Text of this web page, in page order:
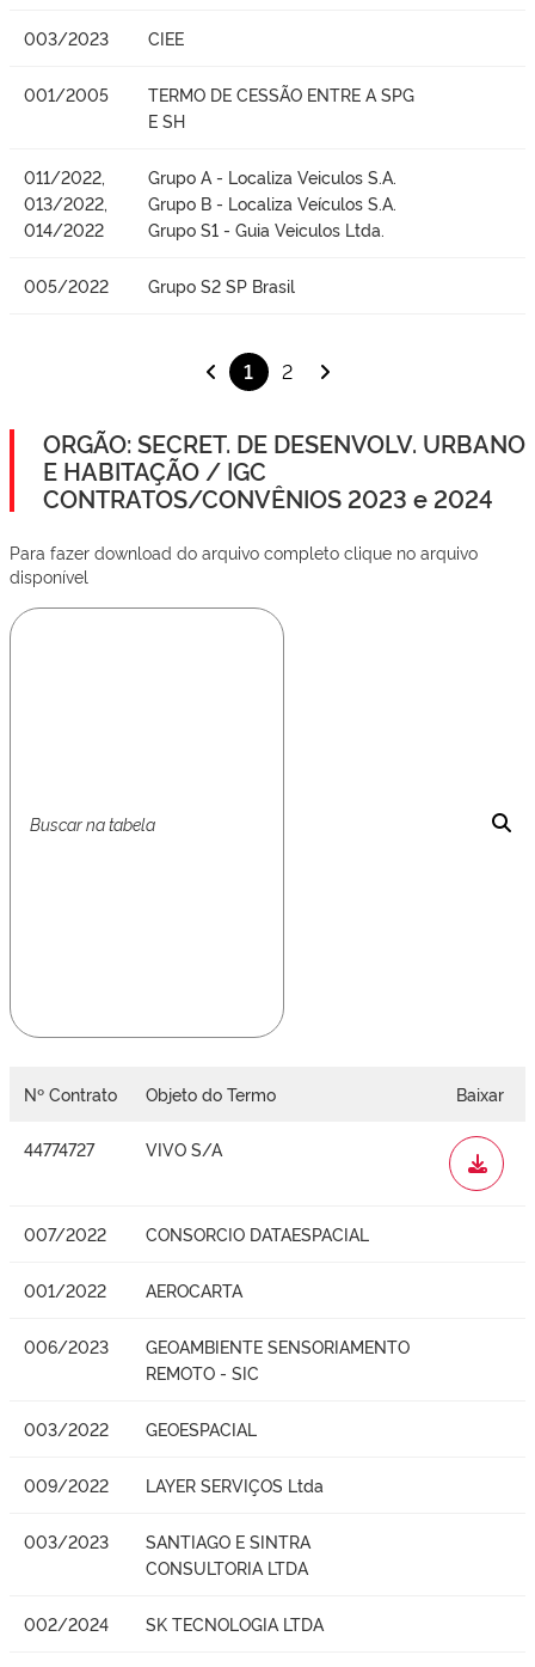
003/2023 CIEE
001/2005
TERMO DE CESSÃO ENTRE A SPG
E SH
011/2022,
013/2022,
014/2022
Grupo A - Localiza Veiculos S.A.
Grupo B - Localiza Veículos S.A.
Grupo S1 - Guia Veiculos Ltda.
005/2022 Grupo S2 SP Brasil
1 2
ORGÃO: SECRET. DE DESENVOLV. URBANO
E HABITAÇÃO / IGC
CONTRATOS/CONVÊNIOS 2023 e 2024
Para fazer download do arquivo completo clique no arquivo
disponível
Nº Contrato Objeto do Termo Baixar
44774727 VIVO S/A
WORD
007/2022 CONSORCIO DATAESPACIAL
001/2022 AEROCARTA
006/2023
GEOAMBIENTE SENSORIAMENTO
REMOTO - SIC
003/2022 GEOESPACIAL
009/2022 LAYER SERVIÇOS Ltda
003/2023
SANTIAGO E SINTRA
CONSULTORIA LTDA
002/2024 SK TECNOLOGIA LTDA